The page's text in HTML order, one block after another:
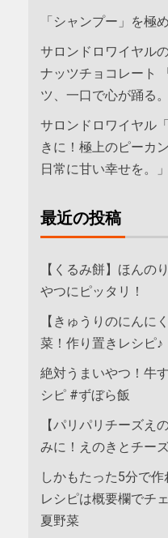
「シャンプー」を極
サロンドロワイヤル
ナッツチョコレート
ツ、一口で心が踊る。
サロンドロワイヤル
きに！極上のピーカ
日常に甘い幸せを。」
最近の投稿
【くるみ餅】ほんの
やつにピッタリ！
【きゅうりのにんに
菜！作り置きレシピ♪
絶対うまいやつ！牛
シピ #ずぼら飯
【パリパリチーズえ
みに！えのきとチー
しかもたった5分で
レシピは概要欄でチ
夏野菜